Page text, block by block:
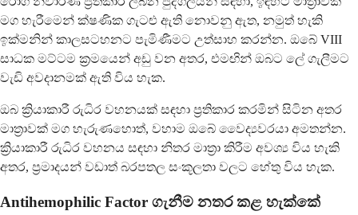
මග හැරීමෙන් ක්ෂණික ගැටළු ඇති නොවනු ඇත, නමුත් හැකි
ඉක්මනින් කාලසටහනට පැමිණීමට උත්සාහ කරන්න. ඔබේ VIII
සාධක මට්ටම ක්‍රමයෙන් අඩු වන අතර, එමඟින් ඔබට ලේ ගැලීමට
වැඩි අවදානමක් ඇති විය හැක.
ඔබ ක්‍රියාකාරී රුධිර වහනයක් සඳහා ප්‍රතිකාර කරමින් සිටින අතර
මාත්‍රාවක් මග හැරුණහොත්, වහාම ඔබේ වෛද්‍යවරයා අමතන්න.
ක්‍රියාකාරී රුධිර වහනය සඳහා නිතර මාත්‍රා කිරීම අවශ්‍ය විය හැකි
අතර, ප්‍රමාදයන් වඩාත් බරපතල සංකූලතා වලට හේතු විය හැක.
Antihemophilic Factor ගැනීම නතර කළ හැක්කේ